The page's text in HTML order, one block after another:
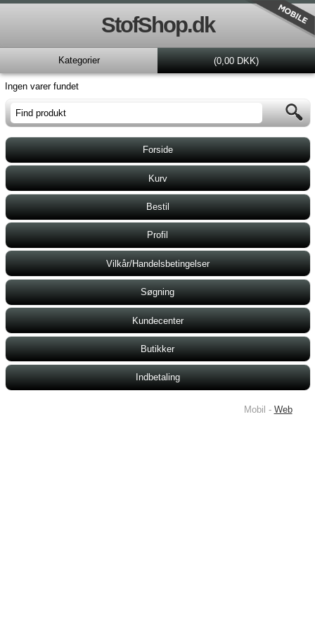
StofShop.dk
Kategorier (0,00 DKK)
Ingen varer fundet
Forside
Kurv
Bestil
Profil
Vilkår/Handelsbetingelser
Søgning
Kundecenter
Butikker
Indbetaling
Mobil - Web